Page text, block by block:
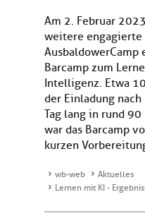
Am 2. Februar
weitere engagierte
AusbaldowerCamp
Barcamp zum
Intelligenz. Etwa
der Einladung
Tag lang in rund
war das Barcamp
kurzen
wb-web
Aktuelles
Lernen mit KI -